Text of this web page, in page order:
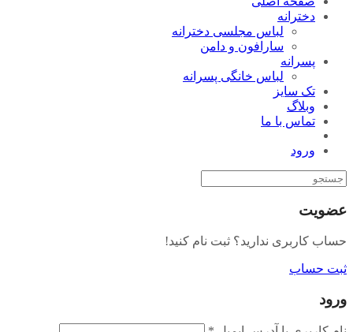
دخترانه
لباس مجلسی دخترانه
سارافون و دامن
پسرانه
لباس خانگی پسرانه
تک سایز
وبلاگ
تماس با ما
ورود
عضویت
حساب کاربری ندارید؟ ثبت نام کنید!
ثبت حساب
ورود